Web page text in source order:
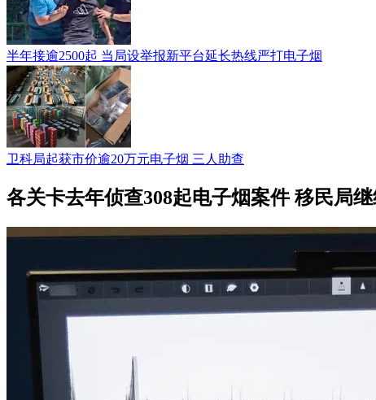
半年接逾2500起 当局设举报新平台延长热线严打电子烟
卫科局起获市价逾20万元电子烟 三人助查
各关卡去年侦查308起电子烟案件 移民局